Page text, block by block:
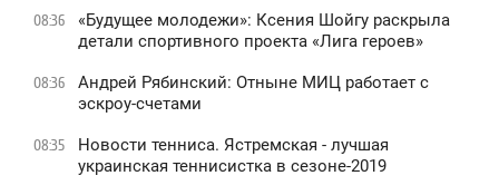
08:36
«Будущее молодежи»: Ксения Шойгу раскрыла
детали спортивного проекта «Лига героев»
08:36
Андрей Рябинский: Отныне МИЦ работает с
эскроу-счетами
08:35
Новости тенниса. Ястремская - лучшая
украинская теннисистка в сезоне-2019